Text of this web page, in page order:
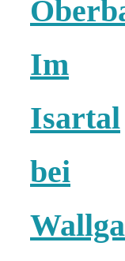
Im
Isartal
bei